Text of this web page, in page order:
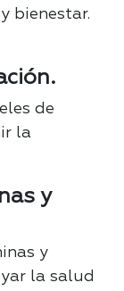
bienestar.
de
la
y
y
la salud